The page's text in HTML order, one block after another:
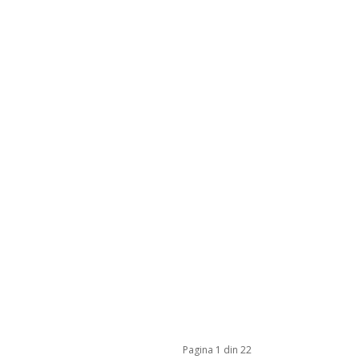
Pagina 1 din 22